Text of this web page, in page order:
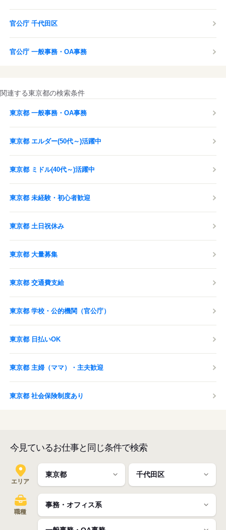
官公庁 千代田区
官公庁 一般事務・OA事務
関連する東京都の検索条件
東京都 一般事務・OA事務
東京都 エルダー(50代～)活躍中
東京都 ミドル(40代～)活躍中
東京都 未経験・初心者歓迎
東京都 土日祝休み
東京都 大量募集
東京都 交通費支給
東京都 学校・公的機関（官公庁）
東京都 日払いOK
東京都 主婦（ママ）・主夫歓迎
東京都 社会保険制度あり
今見ているお仕事と同じ条件で検索
エリア
職種